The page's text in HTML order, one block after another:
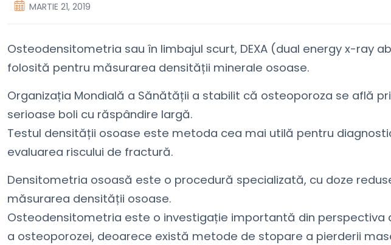
MARTIE 21, 2019
Osteodensitometria sau în limbajul scurt, DEXA (dual energy x-ray
folosită pentru măsurarea densității minerale osoase.
Organizația Mondială a Sănătății a stabilit că osteoporoza se află
serioase boli cu răspândire largă.
Testul densității osoase este metoda cea mai utilă pentru
evaluarea riscului de fractură.
Densitometria osoasă este o procedură specializată, cu doze
măsurarea densității osoase.
Osteodensitometria este o investigație importantă din perspectiva
a osteoporozei, deoarece există metode de stopare a pierderii